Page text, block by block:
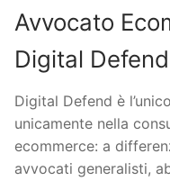
Avvocato
Digital Defend
Digital Defend è
unicamente nella
ecommerce: a
avvocati generalisti,